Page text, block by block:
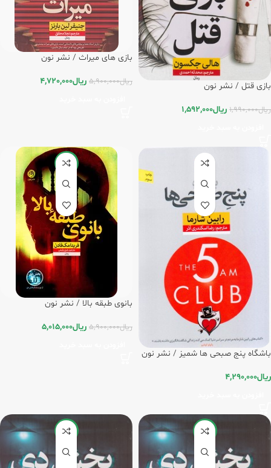
بازی قتل / نشر نون
ریال1,990,000 ریال1,592,000
بازی های میراث / نشر نون
ریال5,900,000 ریال4,720,000
باشگاه پنج صبحی ها شمیز / نشر نون
ریال4,290,000
-15%
بانوی طبقه بالا / نشر نون
ریال5,900,000 ریال5,015,000
-20%
-20%